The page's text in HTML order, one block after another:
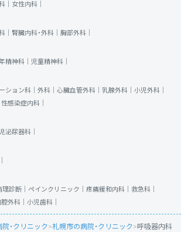
｜ 女性内科｜
｜ 腎臓内科・外科｜ 胸部外科｜
精神科｜ 児童精神科｜
ション科｜ 外科｜ 心臓血管外科｜ 乳腺外科｜ 小児外科｜
性感染症内科｜
泌尿器科｜
診断｜ ペインクリニック｜ 疼痛緩和内科｜ 救急科｜
外科｜ 小児歯科｜
・クリニック>札幌市の病院・クリニック>呼吸器内科